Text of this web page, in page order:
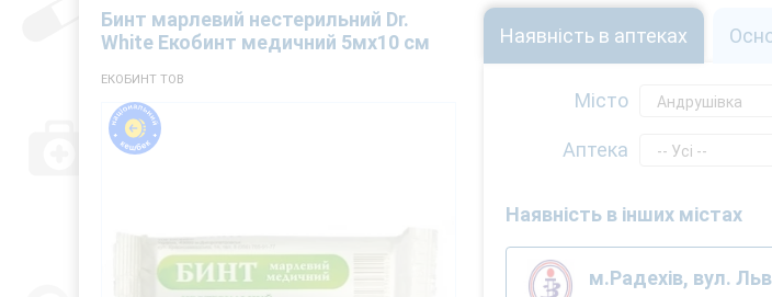
Бинт марлевий нестерильний Dr.
White Екобинт медичний 5мх10 см
ЕКОБИНТ ТОВ
Наявність в аптеках
Місто Андрушівка
Аптека -- Усі --
Наявність в інших містах
м.Радехів, вул.